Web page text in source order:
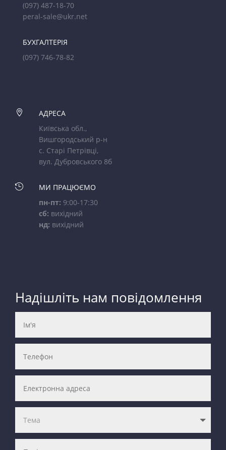
(097) 487-18-70
peral-sale@ukr.net
БУХГАЛТЕРІЯ
(097) 746-78-82

АДРЕСА
Київська обл.,
Вишгородський р-н
с. Старі Петрівці,
вул. Дубровського 8б

МИ ПРАЦЮЄМО
пн-пт: 9:00-17:30
сб: вихідний
нд: вихідний
Надішліть нам повідомлення